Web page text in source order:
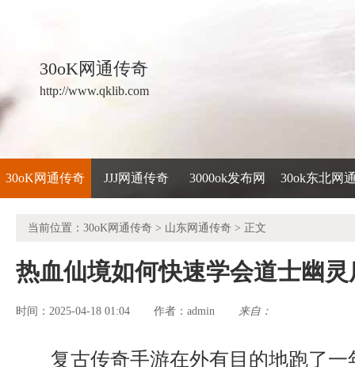
30oK网通传奇
http://www.qklib.com
30oK网通传奇 JJJ网通传奇 3000ok发布网 30ok东北网
当前位置： 30oK网通传奇 > 山东网通传奇 > 正文
热血仙境如何快速学会道士幽灵
时间：2025-04-18 01:04 作者： admin 来自：
复古传奇手游在外有目的地跑了